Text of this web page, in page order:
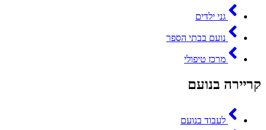
גני ילדים
נועם בבתי הספר
מרכז טיפולי
קריירה בנועם
לעבוד בנועם